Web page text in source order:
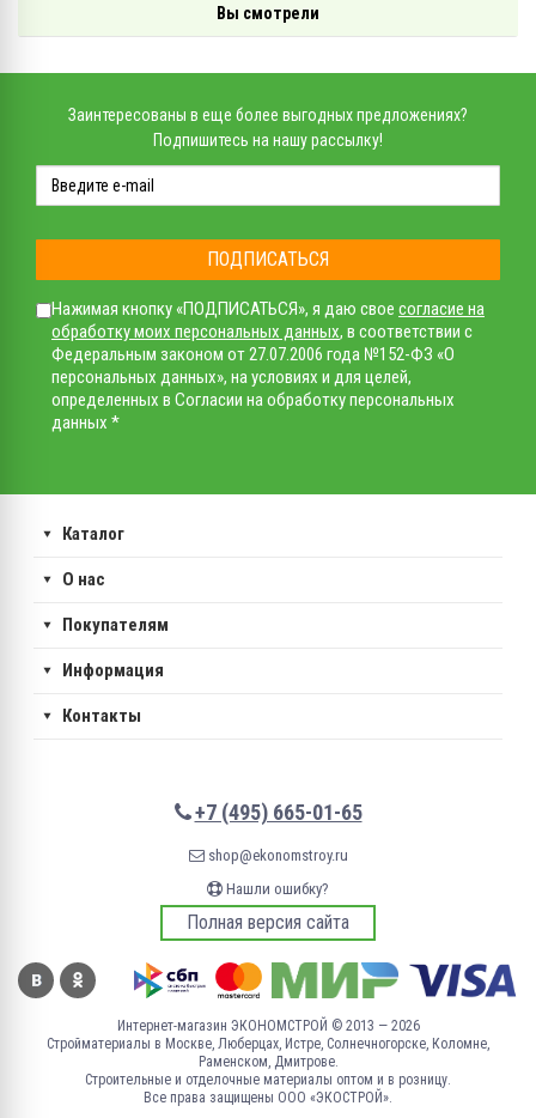
Вы смотрели
Заинтересованы в еще более выгодных предложениях?
Подпишитесь на нашу рассылку!
ПОДПИСАТЬСЯ
Нажимая кнопку «ПОДПИСАТЬСЯ», я даю свое согласие на
обработку моих персональных данных, в соответствии с
Федеральным законом от 27.07.2006 года №152-ФЗ «О
персональных данных», на условиях и для целей,
определенных в Согласии на обработку персональных
данных *
Каталог
О нас
Покупателям
Информация
Контакты
+7 (495) 665-01-65
shop@ekonomstroy.ru
Нашли ошибку?
Полная версия сайта
Интернет-магазин ЭКОНОМСТРОЙ © 2013 — 2026
Стройматериалы в Москве, Люберцах, Истре, Солнечногорске, Коломне,
Раменском, Дмитрове.
Строительные и отделочные материалы оптом и в розницу.
Все права защищены ООО «ЭКОСТРОЙ».